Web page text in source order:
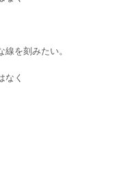
を刻みたい。
なく